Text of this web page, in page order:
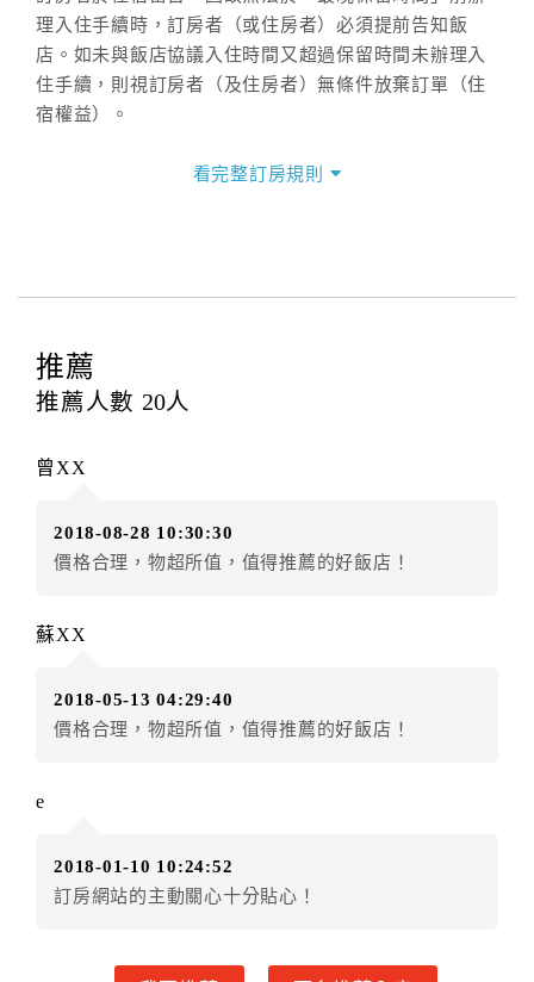
理入住手續時，訂房者（或住房者）必須提前告知飯
店。如未與飯店協議入住時間又超過保留時間未辦理入
住手續，則視訂房者（及住房者）無條件放棄訂單（住
宿權益）。
四、訂單異動
提出申辦不得異動訂單。
每筆訂單異動限定
辦理取消退款。
房者應補足差額。（限原訂飯店）
房者不得要求退其差額。（限原訂飯店）
額3個月
．訂房者使用「保留住宿金額」時，請注意！為避免飯
店客滿，敬請及早計畫，如逾時未提出申辦，視同無條
訂房者應補足差額。 限原訂飯店
看完整訂房規則
推薦
推薦人數 20人
曾XX
2018-08-28 10:30:30
價格合理，物超所值，值得推薦的好飯店！
蘇XX
2018-05-13 04:29:40
價格合理，物超所值，值得推薦的好飯店！
e
2018-01-10 10:24:52
訂房網站的主動關心十分貼心！